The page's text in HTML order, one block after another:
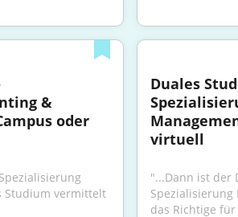
&
oder
Studium vermittelt
Duales
virtuell
"...Dann ist der
das Richtige